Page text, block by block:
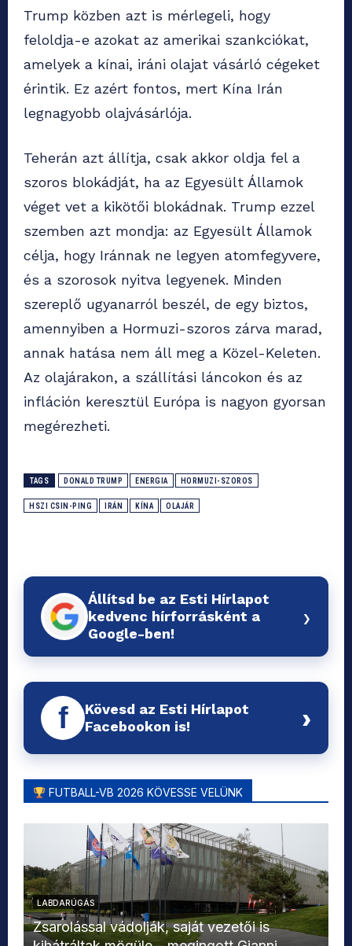
Trump közben azt is mérlegeli, hogy
feloldja-e azokat az amerikai szankciókat,
amelyek a kínai, iráni olajat vásárló cégeket
érintik. Ez azért fontos, mert Kína Irán
legnagyobb olajvásárlója.
Teherán azt állítja, csak akkor oldja fel a
szoros blokádját, ha az Egyesült Államok
véget vet a kikötői blokádnak. Trump ezzel
szemben azt mondja: az Egyesült Államok
célja, hogy Iránnak ne legyen atomfegyvere,
és a szorosok nyitva legyenek. Minden
szereplő ugyanarról beszél, de egy biztos,
amennyiben a Hormuzi-szoros zárva marad,
annak hatása nem áll meg a Közel-Keleten.
Az olajárakon, a szállítási láncokon és az
infláción keresztül Európa is nagyon gyorsan
megérezheti.
TAGS DONALD TRUMP ENERGIA HORMUZI-SZOROS
HSZI CSIN-PING IRÁN KÍNA OLAJÁR
Állítsd be az Esti Hírlapot
kedvenc hírforrásként a
Google-ben!
›
f
Kövesd az Esti Hírlapot
Facebookon is!
›
FUTBALL-VB 2026 KÖVESSE VELÜNK
LABDARÚGÁS
Zsarolással vádolják, saját vezetői is